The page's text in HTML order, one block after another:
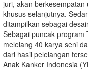
juri, akan berkesempatan
khusus selanjutnya.
ditampilkan sebagai
Sebagai puncak program
melelang 40 karya seni
dari hasil pelelangan
Anak Kanker Indonesia